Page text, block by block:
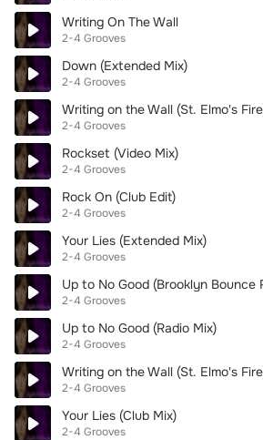
Writing On The Wall
2-4 Grooves
Down (Extended Mix)
2-4 Grooves
Writing on the Wall (St. Elmo's
2-4 Grooves
Rockset (Video Mix)
2-4 Grooves
Rock On (Club Edit)
2-4 Grooves
Your Lies (Extended Mix)
2-4 Grooves
Up to No Good (Brooklyn Bounce
2-4 Grooves
Up to No Good (Radio Mix)
2-4 Grooves
2-4 Grooves
Your Lies (Club Mix)
2-4 Grooves